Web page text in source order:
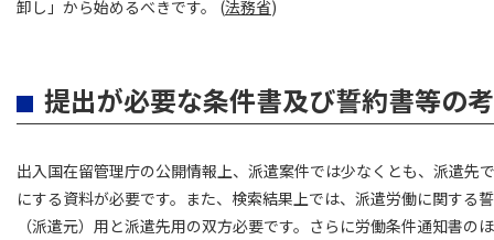
卸し」から始めるべきです。 (法務省)
提出が必要な条件書及び誓約書等の
出入国在留管理庁の公開情報上、派遣案件では少なくとも、派遣先
にする資料が必要です。また、検索結果上では、派遣労働に関する
（派遣元）用と派遣先用の双方必要です。さらに労働条件通知書の